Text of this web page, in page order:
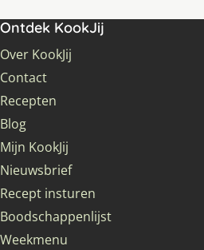
Ontdek KookJij
Over KookJij
Contact
Recepten
Blog
Mijn KookJij
Nieuwsbrief
Recept insturen
Boodschappenlijst
Weekmenu